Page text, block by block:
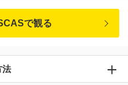
で観る
法